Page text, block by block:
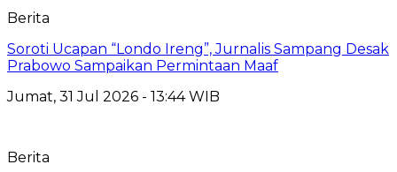
Berita
Soroti Ucapan “Londo Ireng”, Jurnalis Sampang Desak
Prabowo Sampaikan Permintaan Maaf
Jumat, 31 Jul 2026 - 13:44 WIB
Berita